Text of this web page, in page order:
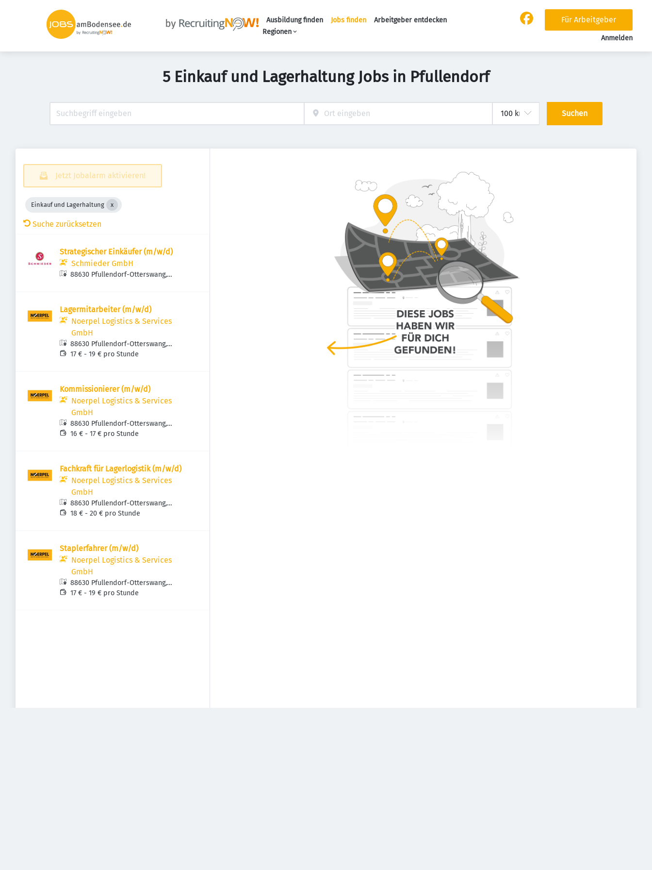
Ausbildung finden Jobs finden
Arbeitgeber entdecken
Regionen
Für Arbeitgeber
Anmelden
5 Einkauf und Lagerhaltung Jobs in Pfullendorf
Suchen
Jetzt Jobalarm aktivieren!
Einkauf und Lagerhaltung
Suche zurücksetzen
Strategischer Einkäufer (m/w/d)
Schmieder GmbH
88630 Pfullendorf-Otterswang,
Lagermitarbeiter (m/w/d)
Noerpel Logistics & Services
GmbH
88630 Pfullendorf-Otterswang,
Deutschland
17 € - 19 € pro Stunde
Kommissionierer (m/w/d)
Noerpel Logistics & Services
GmbH
88630 Pfullendorf-Otterswang,
Deutschland
16 € - 17 € pro Stunde
Fachkraft für Lagerlogistik (m/w/d)
Noerpel Logistics & Services
GmbH
88630 Pfullendorf-Otterswang,
Deutschland
18 € - 20 € pro Stunde
Staplerfahrer (m/w/d)
Noerpel Logistics & Services
GmbH
88630 Pfullendorf-Otterswang,
Deutschland
17 € - 19 € pro Stunde